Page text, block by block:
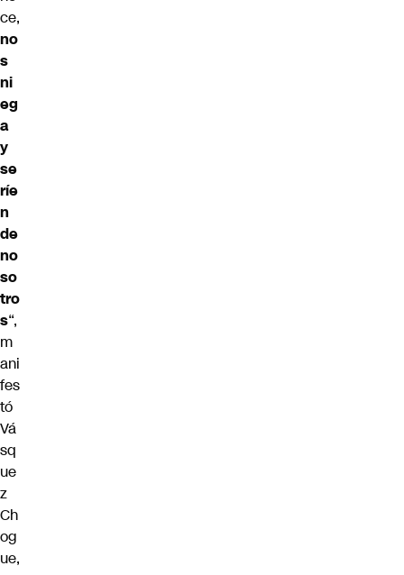
ce,
no
s
ni
eg
a
y
se
ríe
n
de
no
so
tro
s“,
m
ani
fes
tó
Vá
sq
ue
z
Ch
og
ue,